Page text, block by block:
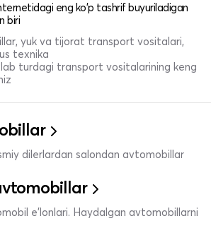
eng ko'p tashrif buyuriladigan
biri
yuk va tijorat transport vositalari,
texnika
turdagi transport vositalarining keng
dilerlardan salondan avtomobillar
e’lonlari. Haydalgan avtomobillarni